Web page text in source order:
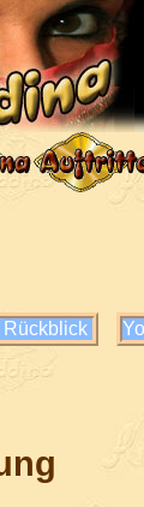
Rückblick